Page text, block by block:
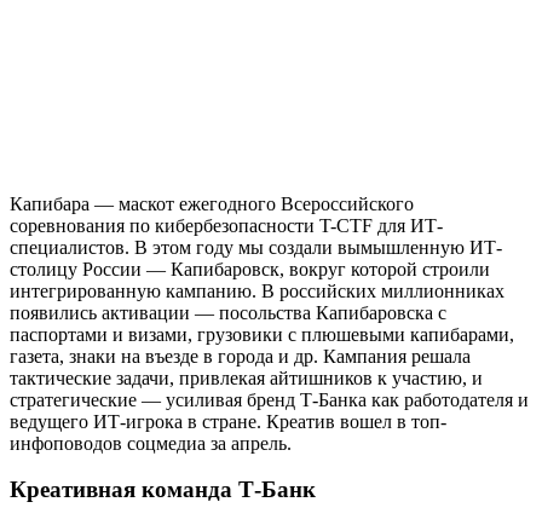
Капибара — маскот ежегодного Всероссийского
соревнования по кибербезопасности T-CTF для ИТ-
специалистов. В этом году мы создали вымышленную ИТ-
столицу России — Капибаровск, вокруг которой строили
интегрированную кампанию. В российских миллионниках
появились активации — посольства Капибаровска с
паспортами и визами, грузовики с плюшевыми капибарами,
газета, знаки на въезде в города и др. Кампания решала
тактические задачи, привлекая айтишников к участию, и
стратегические ― усиливая бренд Т-Банка как работодателя и
ведущего ИТ-игрока в стране. Креатив вошел в топ-
инфоповодов соцмедиа за апрель.
Креативная команда Т-Банк